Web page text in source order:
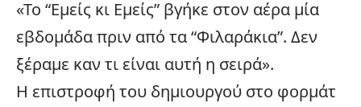
«Το “Εμείς κι Εμείς” βγήκε στον αέρα μία
εβδομάδα πριν από τα “Φιλαράκια”. Δεν
ξέραμε καν τι είναι αυτή η σειρά».
Η επιστροφή του δημιουργού στο φορμάτ